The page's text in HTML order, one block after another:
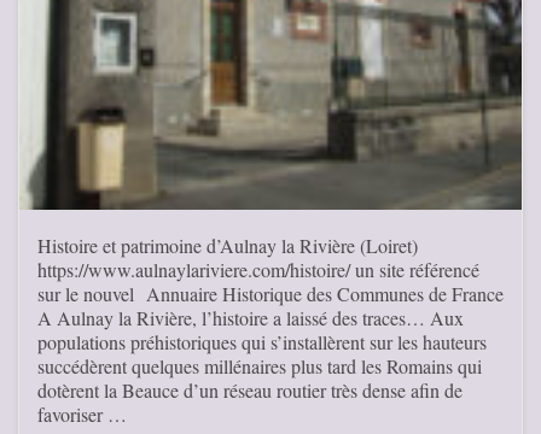
Histoire et patrimoine d’Aulnay la Rivière (Loiret)
https://www.aulnaylariviere.com/histoire/ un site référencé
sur le nouvel Annuaire Historique des Communes de France
A Aulnay la Rivière, l’histoire a laissé des traces… Aux
populations préhistoriques qui s’installèrent sur les hauteurs
succédèrent quelques millénaires plus tard les Romains qui
dotèrent la Beauce d’un réseau routier très dense afin de
favoriser …